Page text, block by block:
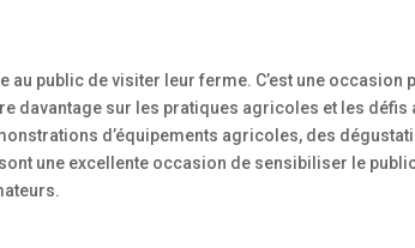
public de visiter leur ferme. C’est une occasion
davantage sur les pratiques agricoles et les défis
d’équipements agricoles, des
une excellente occasion de sensibiliser le